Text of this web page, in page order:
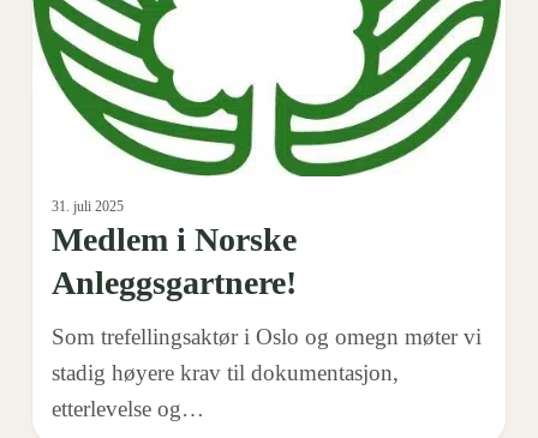
31. juli 2025
Medlem i Norske
Anleggsgartnere!
Som trefellingsaktør i Oslo og omegn møter vi
stadig høyere krav til dokumentasjon,
etterlevelse og…